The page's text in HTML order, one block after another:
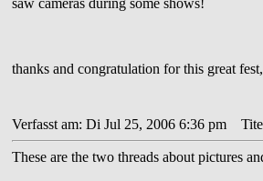
saw cameras during some shows!
thanks and congratulation for this great
Verfasst am: Di Jul 25, 2006 6:36 pm
These are the two threads about pictures